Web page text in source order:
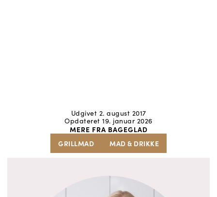
Udgivet 2. august 2017
Opdateret 19. januar 2026
MERE FRA BAGEGLAD
GRILLMAD
MAD & DRIKKE